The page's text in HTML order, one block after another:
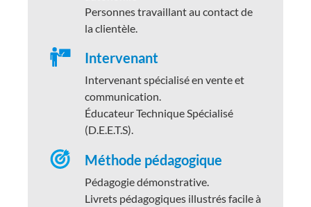
Personnes travaillant au contact de
la clientèle.
Intervenant
Intervenant spécialisé en vente et
communication.
Éducateur Technique Spécialisé
(D.E.E.T.S).
Méthode pédagogique
Pédagogie démonstrative.
Livrets pédagogiques illustrés facile à